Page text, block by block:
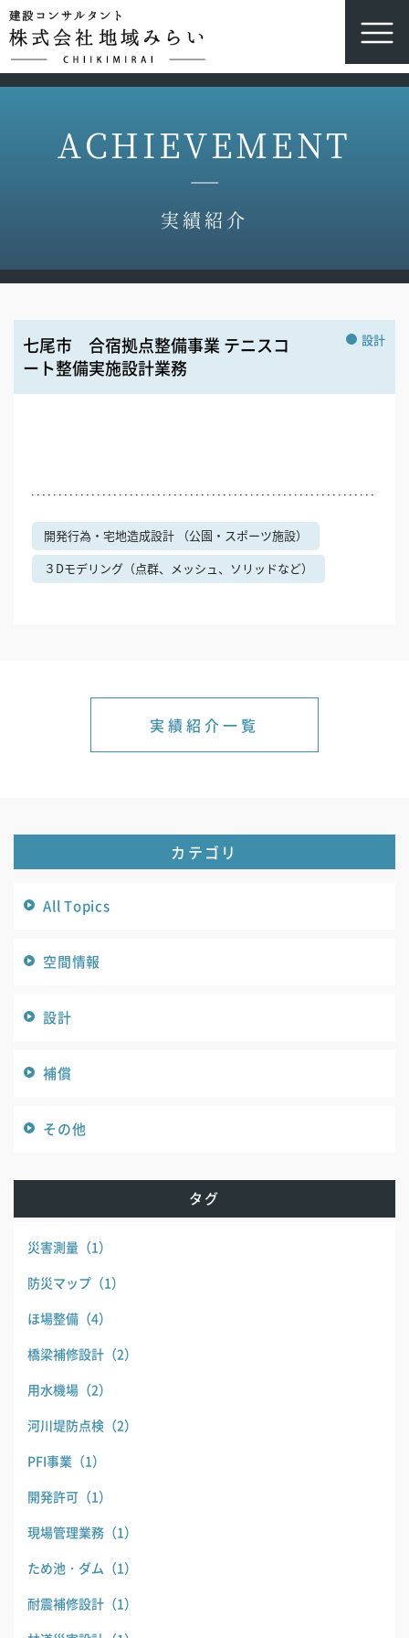
ACHIEVEMENT
実績紹介
七尾市 合宿拠点整備事業 テニスコ
ート整備実施設計業務
設計
開発行為・宅地造成設計 （公園・スポーツ施設）
３Dモデリング（点群、メッシュ、ソリッドなど）
実績紹介一覧
カテゴリ
All Topics
空間情報
設計
補償
その他
タグ
災害測量 （1）
防災マップ （1）
ほ場整備 （4）
橋梁補修設計 （2）
用水機場 （2）
河川堤防点検 （2）
PFI事業 （1）
開発許可 （1）
現場管理業務 （1）
ため池・ダム （1）
耐震補修設計 （1）